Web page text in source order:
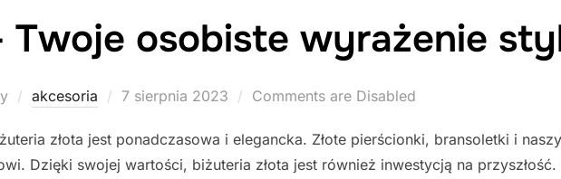
Twoje osobiste wyrażenie
akcesoria
Posted
7 sierpnia 2023 Comments are Disabled
złota jest ponadczasowa i elegancka. Złote pierścionki, bransoletki i
Dzięki swojej wartości, biżuteria złota jest również inwestycją na przyszłość.